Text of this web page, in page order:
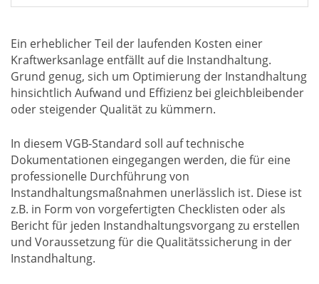
Ein erheblicher Teil der laufenden Kosten einer
Kraftwerksanlage entfällt auf die Instandhaltung.
Grund genug, sich um Optimierung der Instandhaltung
hinsichtlich Aufwand und Effizienz bei gleichbleibender
oder steigender Qualität zu kümmern.
In diesem VGB-Standard soll auf technische
Dokumentationen eingegangen werden, die für eine
professionelle Durchführung von
Instandhaltungsmaßnahmen unerlässlich ist. Diese ist
z.B. in Form von vorgefertigten Checklisten oder als
Bericht für jeden Instandhaltungsvorgang zu erstellen
und Voraussetzung für die Qualitätssicherung in der
Instandhaltung.